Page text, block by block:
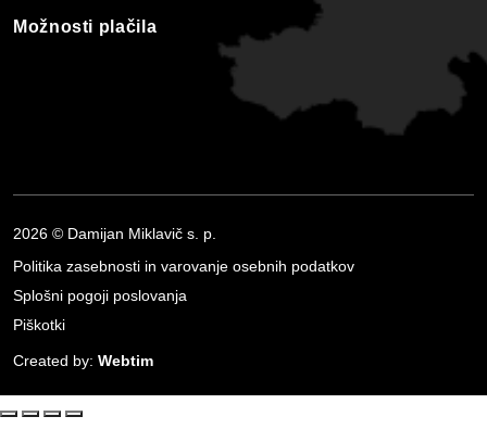
Možnosti plačila
2026 © Damijan Miklavič s. p.
Politika zasebnosti in varovanje osebnih podatkov
Splošni pogoji poslovanja
Piškotki
Created by: Webtim